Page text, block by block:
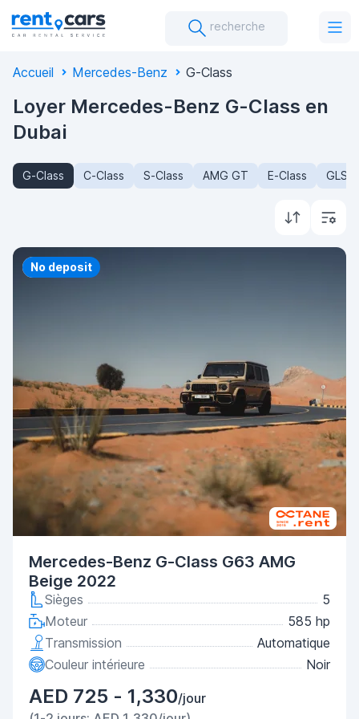
recherche
Accueil Mercedes-Benz G-Class
Loyer Mercedes-Benz G-Class en
Dubai
G-Class C-Class S-Class AMG GT E-Class GLS-
Priority
No deposit
Mercedes-Benz G-Class G63 AMG
Beige 2022
Sièges
5
Moteur
585 hp
Transmission
Automatique
Couleur intérieure
Noir
AED 725 - 1,330/jour